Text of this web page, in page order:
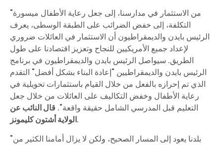
"من الاستثمار في مدارسنا، إلى جعل رعاية الأطفال ميسورة
التكلفة، إلى خفض الضرائب على الطبقة الوسطى، يعرف
الرئيس بايدن والديمقراطيون أن الاستثمار في العائلات ضروري
لإعداد جميع الأمريكيين للنجاح وتعزيز اقتصادنا على طول
الطريق. سيواصل الرئيس بايدن والديمقراطيون في برنامج
الرئيس بايدن والديمقراطيين "إعادة البناء بشكل أفضل" التقدم
الذي تم إحرازه بالفعل من خلال القيام باستثمارات تحويلية في
رعاية الأطفال وخفض التكاليف على العائلات من خلال جعل
التعليم قبل المدرسي الشامل حقيقة واقعة". قال النائب عن
الولاية أشتون كليمونز.
"بلدنا يعود إلى المسار الصحيح، ولكن لا يزال أمامنا الكثير من